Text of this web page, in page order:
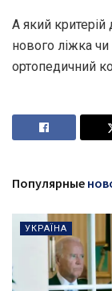
А який
нового ліжка чи
ортопедичний
Популярные
УКРАЇНА